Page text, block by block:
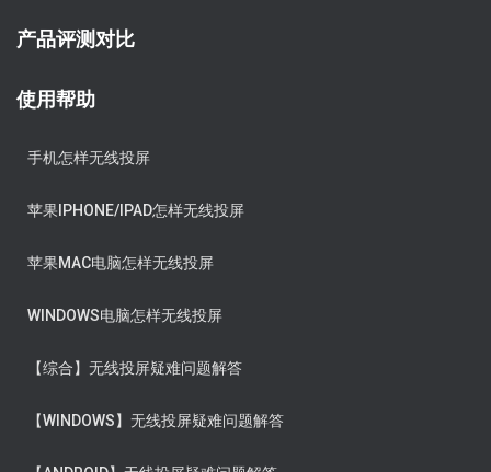
产品评测对比
使用帮助
手机怎样无线投屏
苹果IPHONE/IPAD怎样无线投屏
苹果MAC电脑怎样无线投屏
WINDOWS电脑怎样无线投屏
【综合】无线投屏疑难问题解答
【WINDOWS】无线投屏疑难问题解答